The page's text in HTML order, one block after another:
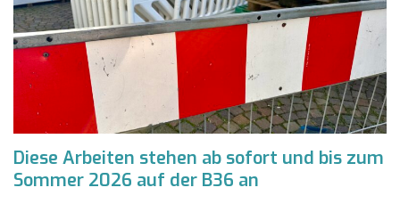
Diese Arbeiten stehen ab sofort und bis zum
Sommer 2026 auf der B36 an